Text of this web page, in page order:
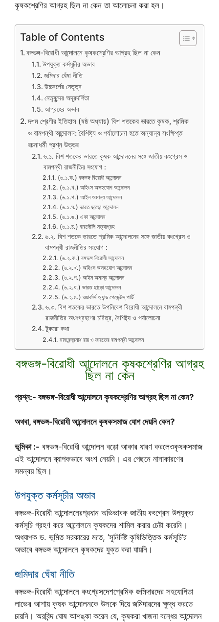
কৃষকশ্রেণির আগ্রহ ছিল না কেন তা আলোচনা করা হল।
Table of Contents
বঙ্গভঙ্গ-বিরোধী আন্দোলনে কৃষকশ্রেণির আগ্রহ ছিল না কেন
উপযুক্ত কর্মসূচীর অভাব
জমিদার ঘেঁষা নীতি
উচ্চবর্গের নেতৃত্ব
নেতৃবৃন্দের অদূরদর্শিতা
আগ্রহের অভাব
দশম শ্রেণীর ইতিহাস (ষষ্ঠ অধ্যায়) বিশ শতকের ভারতে কৃষক, শ্রমিক
ও বামপন্থী আন্দোলন: বৈশিষ্ট্য ও পর্যালোচনা হতে অন্যান্য সংক্ষিপ্ত
রচনাধর্মী প্রশ্ন উত্তর
৬.১. বিশ শতকের ভারতে কৃষক আন্দোলনের সঙ্গে জাতীয় কংগ্রেস ও
বামপন্থী রাজনীতির সংযোগ :
(৬.১.ক.) বঙ্গভঙ্গ বিরোধী আন্দোলন
(৬.১.খ.) অহিংস অসহযোগ আন্দোলন
(৬.১.গ.) আইন অমান্য আন্দোলন
(৬.১.ঘ.) ভারত ছাড়ো আন্দোলন
(৬.১.ঙ.) একা আন্দোলন
(৬.১.চ.) বারদৌলি সত্যাগ্রহ
৬.২. বিশ শতকে ভারতে শ্রমিক আন্দোলনের সঙ্গে জাতীয় কংগ্রেস ও
বামপন্থী রাজনীতির সংযোগ :
(৬.২.ক.) বঙ্গভঙ্গ বিরোধী আন্দোলন
(৬.২.খ.) অহিংস অসহযোগ আন্দোলন
(৬.২.গ.) আইন অমান্য আন্দোলন
(৬.২.ঘ.) ভারত ছাড়ো আন্দোলন
(৬.২.ঙ.) ওয়ার্কার্স অ্যান্ড পেজেন্টস্ পার্টি
৬.৩. বিশ শতকের ভারতে উপনিবেশ বিরোধী আন্দোলনে বামপন্থী
রাজনীতির অংশগ্রহণের চরিত্র, বৈশিষ্ট্য ও পর্যালোচনা
টুকরো কথা
মানবেন্দ্রনাথ রায় ও ভারতের বামপন্থী আন্দোলন
বঙ্গভঙ্গ-বিরোধী আন্দোলনে কৃষকশ্রেণির আগ্রহ
ছিল না কেন
প্রশ্ন:- বঙ্গভঙ্গ-বিরোধী আন্দোলনে কৃষকশ্রেণির আগ্রহ ছিল না কেন?
অথবা, বঙ্গভঙ্গ-বিরোধী আন্দোলনে কৃষকসমাজ যোগ দেয়নি কেন?
ভূমিকা :- বঙ্গভঙ্গ-বিরোধী আন্দোলন বড়ো আকার ধারণ করলেওকৃষকসমাজ
এই আন্দোলনে ব্যাপকভাবে অংশ নেয়নি। এর পেছনে নানাকারণের
সমন্বয় ছিল।
উপযুক্ত কর্মসূচীর অভাব
বঙ্গভঙ্গ-বিরোধী আন্দোলনেরপ্রধান অভিভাবক জাতীয় কংগ্রেস উপযুক্ত
কর্মসূচি গ্রহণ করে আন্দোলনে কৃষকদের শামিল করার চেষ্টা করেনি।
অধ্যাপক ড. ভূমিত সরকারের মতে, ‘সুনির্দিষ্ট কৃষিভিত্তিক কর্মসূচি’র
অভাবে বঙ্গভঙ্গ আন্দোলনে কৃষকদের যুক্ত করা যায়নি।
জমিদার ঘেঁষা নীতি
বঙ্গভঙ্গ-বিরোধী আন্দোলনে কংগ্রেসদেশপ্রেমিক জমিদারদের সহযোগিতা
লাভের আশায় কৃষক আন্দোলনকে উসকে দিয়ে জমিদারদের ক্ষুদ্ধ করতে
চায়নি। অরবিন্দ ঘোষ আশঙ্কা করেন যে, কৃষকরা খাজনা বন্ধের আন্দোলন